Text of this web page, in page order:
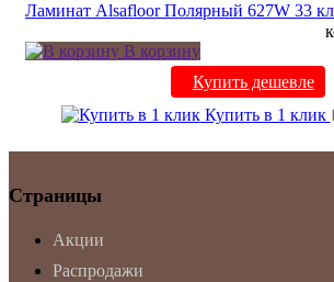
Ламинат Alsafloor Полярный 627W 33
В корзину
Купить дешевле
Купить в 1 клик
Страницы
Акции
Распродажи